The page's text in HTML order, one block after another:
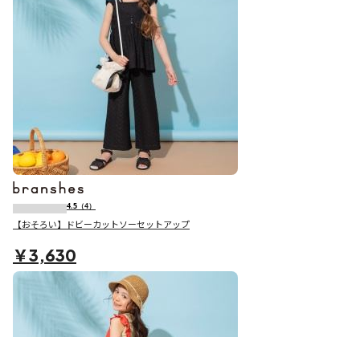
4.5 （4）
【おそろい】ドビーカットソーセットアップ
￥3,630